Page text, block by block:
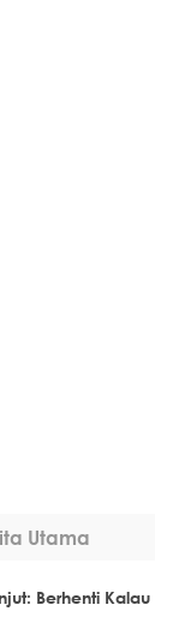
Utama
Berhenti Kalau